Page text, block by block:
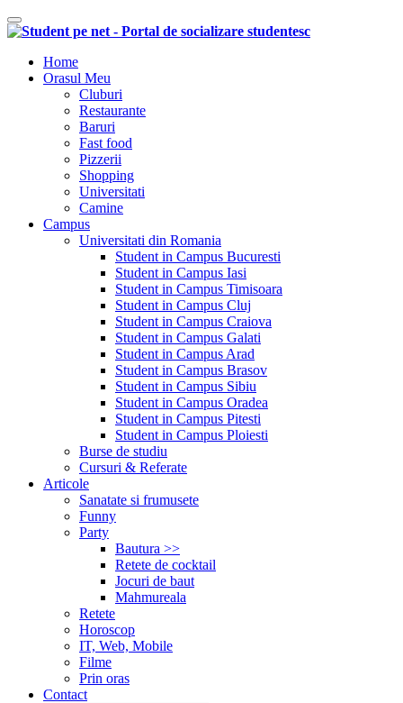
Comutare navigare
Home
Orasul Meu
Cluburi
Restaurante
Baruri
Fast food
Pizzerii
Shopping
Universitati
Camine
Campus
Universitati din Romania
Student in Campus Bucuresti
Student in Campus Iasi
Student in Campus Timisoara
Student in Campus Cluj
Student in Campus Craiova
Student in Campus Galati
Student in Campus Arad
Student in Campus Brasov
Student in Campus Sibiu
Student in Campus Oradea
Student in Campus Pitesti
Student in Campus Ploiesti
Burse de studiu
Cursuri & Referate
Articole
Sanatate si frumusete
Funny
Party
Bautura >>
Retete de cocktail
Jocuri de baut
Mahmureala
Retete
Horoscop
IT, Web, Mobile
Filme
Prin oras
Contact